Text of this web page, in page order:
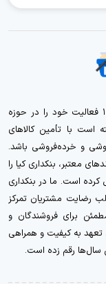
بنکداری کیا با بیش از سه دهه سابقه، از سال ۱۳۷۰ فعالیت خود را در حوزه
است با تأمین کالاهای
و خرده‌فروشی باشد.
معتبر، بنکداری کیا را
کرده است. ما در بنکداری
رضایت مشتریان تمرکز
برای فروشندگان و
تعهد به کیفیت و همراهی
سال‌ها رقم زده است.